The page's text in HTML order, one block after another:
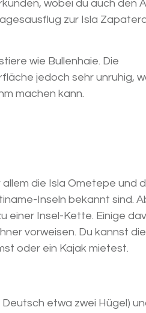
wobei du auch den
zur Isla
wie Bullenhaie. Die
jedoch sehr unruhig,
machen kann.
die Isla Ometepe und
Inseln bekannt sind.
einer Insel-Kette. Einige
vorweisen. Du kannst
oder ein Kajak mietest.
etwa zwei Hügel)